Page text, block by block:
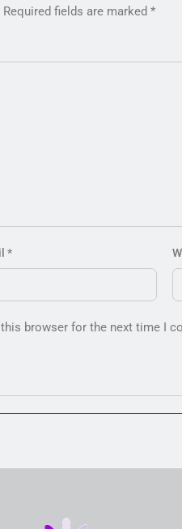
Required fields are marked *
*
browser for the next time I